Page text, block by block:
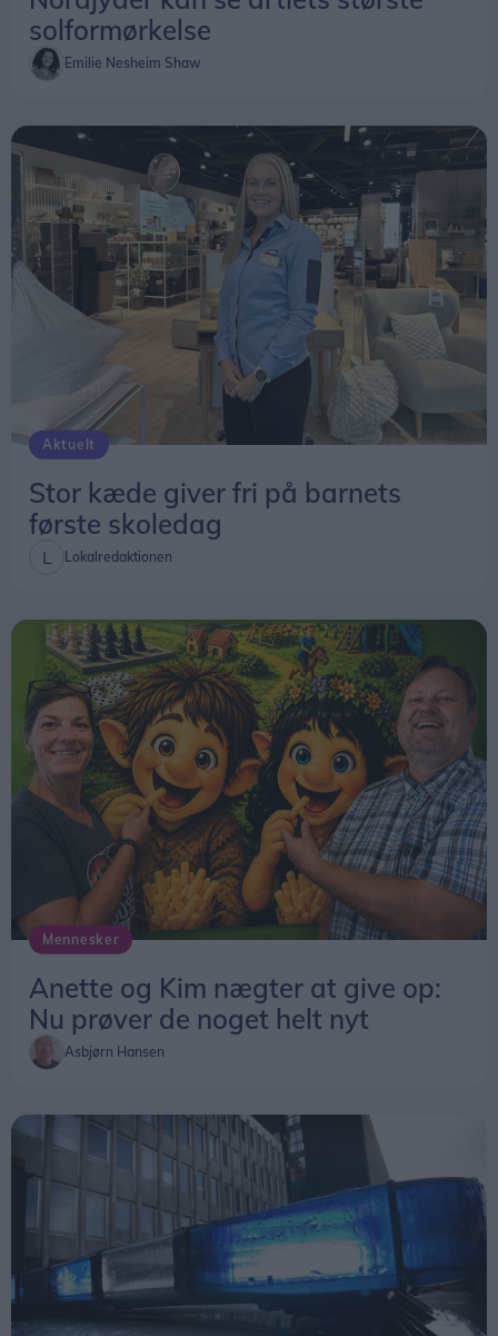
helt særlig plads i GROs historie, fordi de er med til
at skrive de første kapitler længe før, de første
mursten er lagt. De bliver dem, der var med til at
siger Peter Hansen.
De kommende år bliver flere årgange en del af
GRO allerede fra deres skolestart.
Når de nye bygninger åbner i 2030, bliver det
derfor ikke starten på et nyt fællesskab – men
kulminationen på et fællesskab, der allerede er
vokset gennem flere år.
solformørkelse
Emilie Nesheim Shaw
Aktuelt
Stor kæde giver fri på barnets
første skoledag
Lokalredaktionen
Mennesker
Anette og Kim nægter at give op:
Nu prøver de noget helt nyt
Asbjørn Hansen